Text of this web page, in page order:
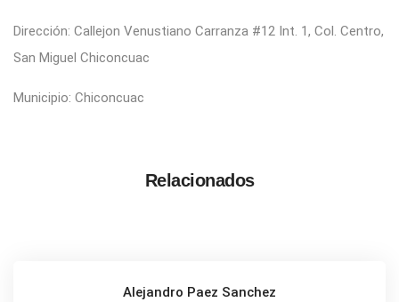
Dirección: Callejon Venustiano Carranza #12 Int. 1, Col. Centro,
San Miguel Chiconcuac
Municipio: Chiconcuac
Relacionados
Alejandro Paez Sanchez